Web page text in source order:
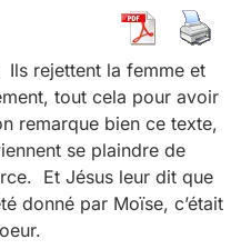
Ils rejettent la femme et
tout cela pour avoir
remarque bien ce texte,
se plaindre de
Et Jésus leur dit que
donné par Moïse, c’était